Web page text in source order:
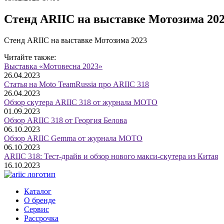
Стенд ARIIC на выставке Мотозима
Стенд ARIIC на выставке Мотозима 2023
Читайте также:
Выставка «Мотовесна 2023»
26.04.2023
Статья на Moto TeamRussia про ARIIC 318
26.04.2023
Обзор скутера ARIIC 318 от журнала МОТО
01.09.2023
Обзор ARIIC 318 от Георгия Белова
06.10.2023
Обзор ARIIC Gemma от журнала МОТО
06.10.2023
ARIIC 318: Тест-драйв и обзор нового макси-скутера из Китая
16.10.2023
Каталог
О бренде
Сервис
Рассрочка